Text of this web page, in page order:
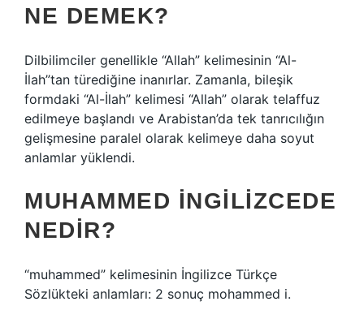
NE DEMEK?
Dilbilimciler genellikle “Allah” kelimesinin “Al-
İlah”tan türediğine inanırlar. Zamanla, bileşik
formdaki “Al-İlah” kelimesi “Allah” olarak telaffuz
edilmeye başlandı ve Arabistan’da tek tanrıcılığın
gelişmesine paralel olarak kelimeye daha soyut
anlamlar yüklendi.
MUHAMMED INGILIZCEDE
NEDIR?
“muhammed” kelimesinin İngilizce Türkçe
Sözlükteki anlamları: 2 sonuç mohammed i.